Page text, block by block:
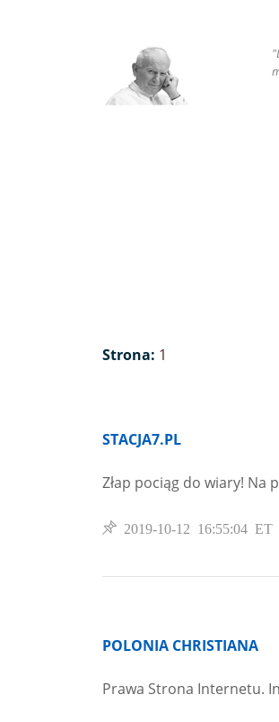
Strona: 1
STACJA7.PL
Złap pociąg do wiary! Na
2019-10-12 16:55:04 ET
POLONIA CHRISTIANA
Prawa Strona Internetu.